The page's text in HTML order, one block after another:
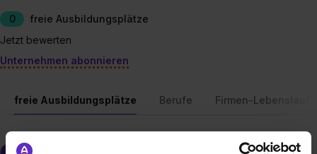
0
freie Ausbildungsplätze
Jetzt bewerten
Unternehmen abonnieren
freie Ausbildungsplätze Berufe Firmen-Lebenslauf